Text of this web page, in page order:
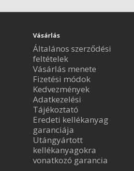
Vásárlás
Általános szerződési
feltételek
Vásárlás menete
Fizetési módok
Kedvezmények
Adatkezelési
Tájékoztató
Eredeti kellékanyag
garanciája
Utángyártott
kellékanyagokra
vonatkozó garancia